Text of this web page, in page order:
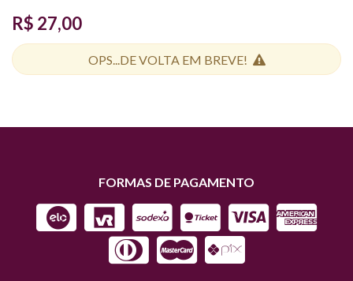
R$ 27,00
OPS...DE VOLTA EM BREVE!
FORMAS DE PAGAMENTO